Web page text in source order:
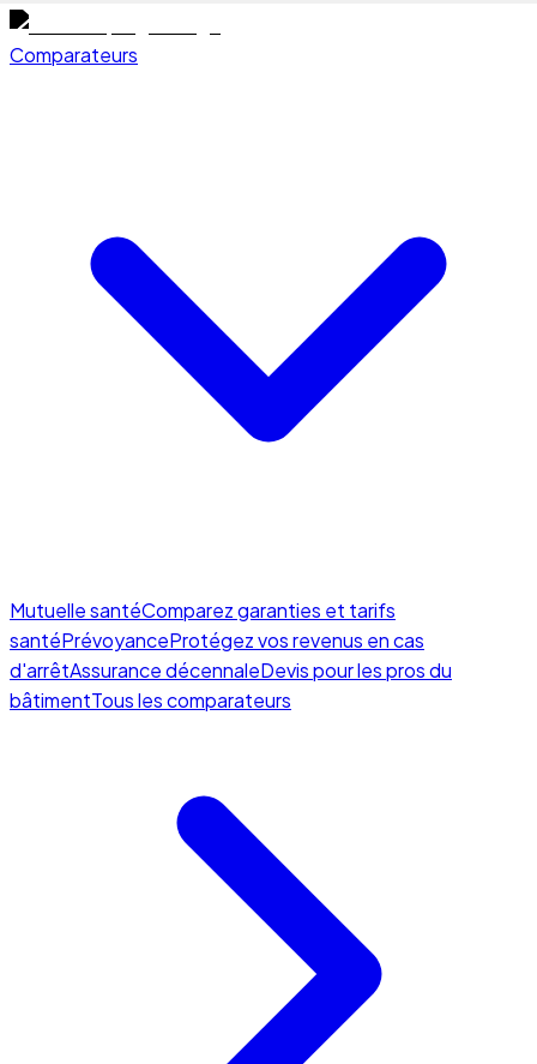
Comparateurs
Mutuelle santéComparez garanties et tarifs
santéPrévoyanceProtégez vos revenus en cas
d'arrêtAssurance décennaleDevis pour les pros du
bâtimentTous les comparateurs